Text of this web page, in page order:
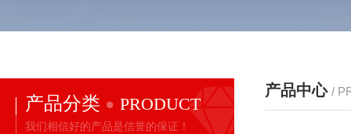
产品分类 PRODUCT
我们相信好的产品是信誉的保证！
产品中心 /